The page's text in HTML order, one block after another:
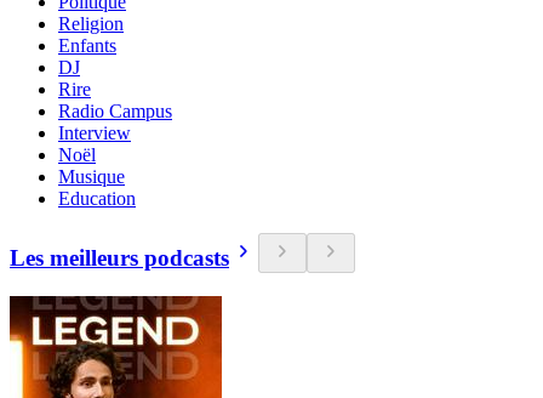
Religion
Enfants
DJ
Rire
Radio Campus
Interview
Noël
Musique
Education
Les meilleurs podcasts